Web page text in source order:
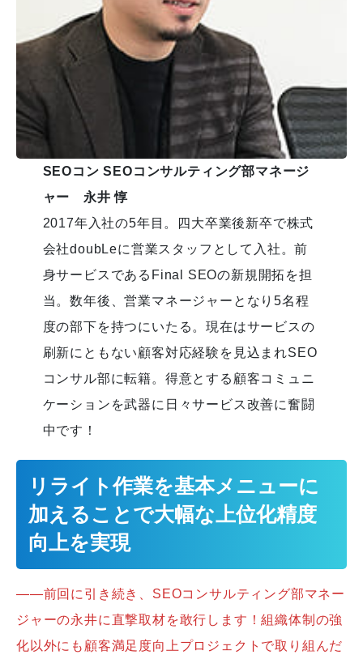
SEOコンSEOコンサルティング部マネージ
ャー 永井 惇
2017年入社の5年目。四大卒業後新卒で株式
会社doubLeに営業スタッフとして入社。前
身サービスであるFinal SEOの新規開拓を担
当。数年後、営業マネージャーとなり5名程
度の部下を持つにいたる。現在はサービスの
刷新にともない顧客対応経験を見込まれSEO
コンサル部に転籍。得意とする顧客コミュニ
ケーションを武器に日々サービス改善に奮闘
中です！
リライト作業を基本メニューに
加えることで大幅な上位化精度
向上を実現
――前回に引き続き、SEOコンサルティング部マネー
ジャーの永井に直撃取材を敢行します！組織体制の強
化以外にも顧客満足度向上プロジェクトで取り組んだ